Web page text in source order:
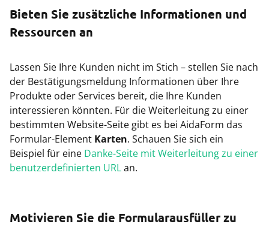
Bieten Sie zusätzliche Informationen und
Ressourcen an
Lassen Sie Ihre Kunden nicht im Stich – stellen Sie nach
der Bestätigungsmeldung Informationen über Ihre
Produkte oder Services bereit, die Ihre Kunden
interessieren könnten. Für die Weiterleitung zu einer
bestimmten Website-Seite gibt es bei AidaForm das
Formular-Element Karten. Schauen Sie sich ein
Beispiel für eine Danke-Seite mit Weiterleitung zu einer
benutzerdefinierten URLan.
Motivieren Sie die Formularausfüller zu